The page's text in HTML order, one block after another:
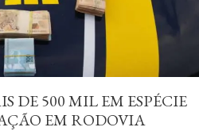
DE 500 MIL EM ESPÉCIE
EM RODOVIA